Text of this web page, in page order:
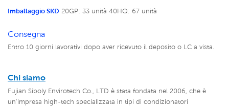
Imballaggio SKD 20GP: 33 unità 40HQ: 67 unità
Consegna
Entro 10 giorni lavorativi dopo aver ricevuto il deposito o LC a vista.
Chi siamo
Fujian Siboly Envirotech Co., LTD è stata fondata nel 2006, che è
un'impresa high-tech specializzata in tipi di condizionatori